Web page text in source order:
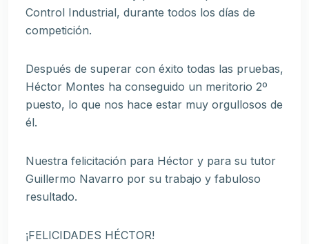
Control Industrial, durante todos los días de
competición.
Después de superar con éxito todas las pruebas,
Héctor Montes ha conseguido un meritorio 2º
puesto, lo que nos hace estar muy orgullosos de
él.
Nuestra felicitación para Héctor y para su tutor
Guillermo Navarro por su trabajo y fabuloso
resultado.
¡FELICIDADES HÉCTOR!